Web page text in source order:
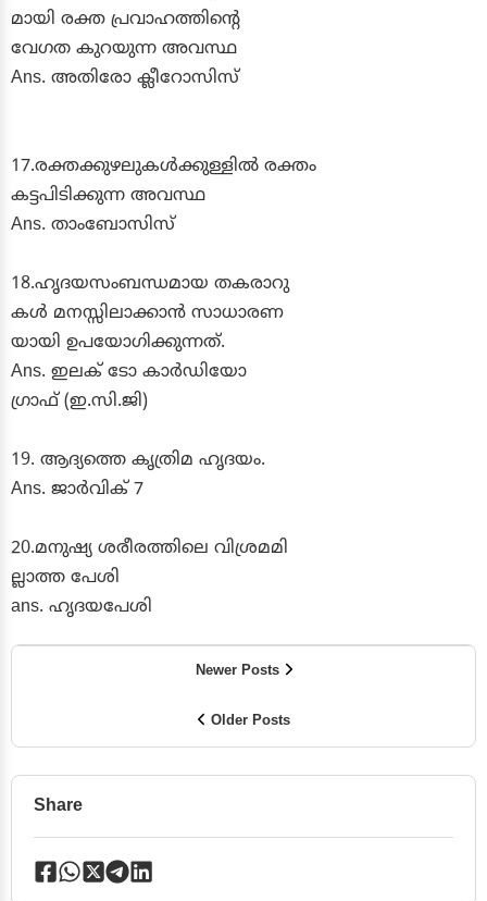
മായി രക്ത പ്രവാഹത്തിന്റെ
വേഗത കുറയുന്ന അവസ്ഥ
Ans. അതിരോ ക്ലീറോസിസ്
17.രക്തക്കുഴലുകൾക്കുള്ളിൽ രക്തം
കട്ടപിടിക്കുന്ന അവസ്ഥ
Ans. താംബോസിസ്
18.ഹൃദയസംബന്ധമായ തകരാറു
കൾ മനസ്സിലാക്കാൻ സാധാരണ
യായി ഉപയോഗിക്കുന്നത്.
Ans. ഇലക് ടോ കാർഡിയോ
ഗ്രാഫ് (ഇ.സി.ജി)
19. ആദ്യത്തെ കൃത്രിമ ഹൃദയം.
Ans. ജാർവിക് 7
20.മനുഷ്യ ശരീരത്തിലെ വിശ്രമമി
ല്ലാത്ത പേശി
ans. ഹൃദയപേശി
Newer Posts
Older Posts
Share